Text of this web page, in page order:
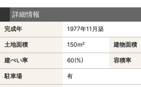
詳細情報
完成年 1977年11月築
土地面積 150m² 建物面積
建ぺい率 60(%) 容積率
駐車場 有